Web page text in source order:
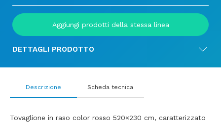
Aggiungi prodotti della stessa linea
DETTAGLI PRODOTTO
Descrizione
Tovaglione in raso color rosso 520×230 cm, caratterizzato
Scheda tecnica